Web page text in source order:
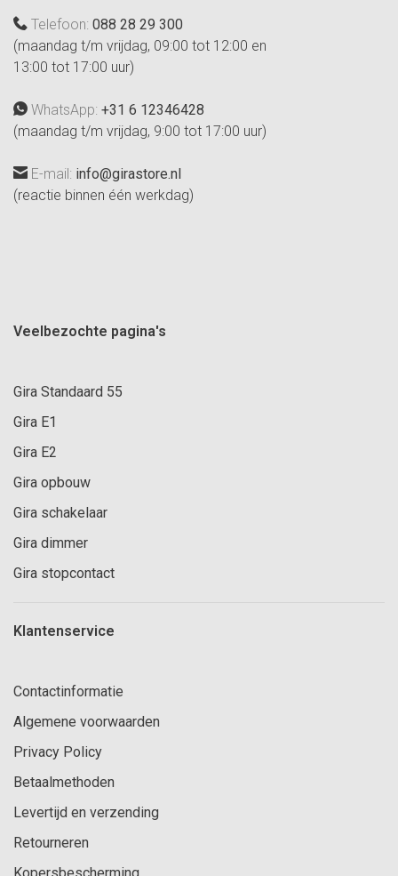
Telefoon: 088 28 29 300
(maandag t/m vrijdag, 09:00 tot 12:00 en
13:00 tot 17:00 uur)
WhatsApp: +31 6 12346428
(maandag t/m vrijdag, 9:00 tot 17:00 uur)
E-mail: info@girastore.nl
(reactie binnen één werkdag)
Veelbezochte pagina's
Gira Standaard 55
Gira E1
Gira E2
Gira opbouw
Gira schakelaar
Gira dimmer
Gira stopcontact
Klantenservice
Contactinformatie
Algemene voorwaarden
Privacy Policy
Betaalmethoden
Levertijd en verzending
Retourneren